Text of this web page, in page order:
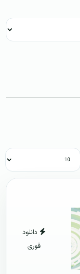
دانلود
فوری